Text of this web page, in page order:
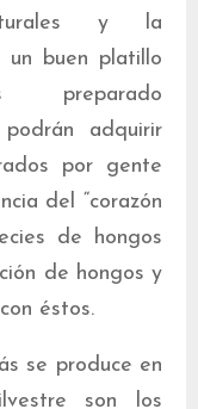
y la
un buen platillo
preparado
adquirir
por gente
del “corazón
de hongos
de hongos y
éstos.
se produce en
son los